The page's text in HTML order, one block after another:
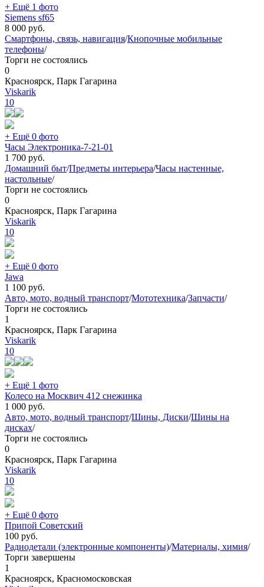
+ Ещё 1 фото
Siemens sf65
8 000 руб.
Смартфоны, связь, навигация/Кнопочные мобильные
телефоны/
Торги не состоялись
0
Красноярск, Парк Гагарина
Viskarik
10
+ Ещё 0 фото
Часы Электроника-7-21-01
1 700 руб.
Домашний быт/Предметы интерьера/Часы настенные,
настольные/
Торги не состоялись
0
Красноярск, Парк Гагарина
Viskarik
10
+ Ещё 0 фото
Jawa
1 100 руб.
Авто, мото, водный транспорт/Мототехника/Запчасти/
Торги не состоялись
1
Красноярск, Парк Гагарина
Viskarik
10
+ Ещё 1 фото
Колесо на Москвич 412 снежинка
1 000 руб.
Авто, мото, водный транспорт/Шины, Диски/Шины на
дисках/
Торги не состоялись
0
Красноярск, Парк Гагарина
Viskarik
10
+ Ещё 0 фото
Припой Советский
100 руб.
Радиодетали (электронные компоненты)/Материалы, химия/
Торги завершены
1
Красноярск, Красномосковская